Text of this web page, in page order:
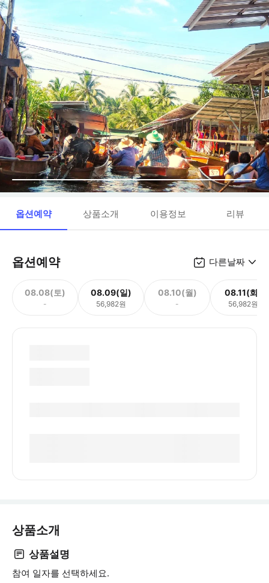
옵션예약 상품소개 이용정보 리뷰
옵션예약 다른날짜
08.08(토)
-
08.09(일)
56,982원
08.10(월)
-
08.11(화)
56,982원
상품소개
상품설명
참여 일자를 선택하세요.